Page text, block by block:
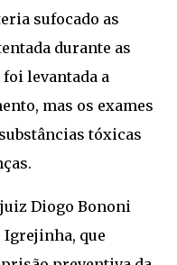
sufocado as
durante as
levantada a
mas os exames
tóxicas
Diogo Bononi
Igrejinha, que